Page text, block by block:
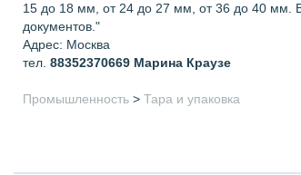
15 до 18 мм, от 24 до 27 мм, от 36 до 40 мм.
документов."
Адрес: Москва
тел. 88352370669 Марина Краузе
Промышленность > Тара и упаковка